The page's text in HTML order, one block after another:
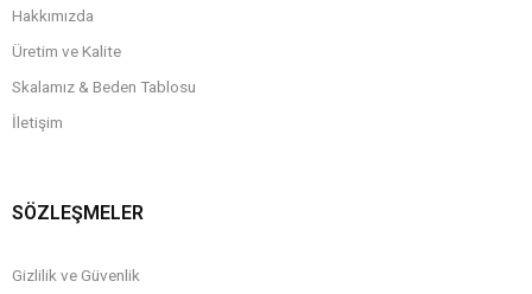
Hakkımızda
Üretim ve Kalite
Skalamız & Beden Tablosu
İletişim
SÖZLEŞMELER
Gizlilik ve Güvenlik